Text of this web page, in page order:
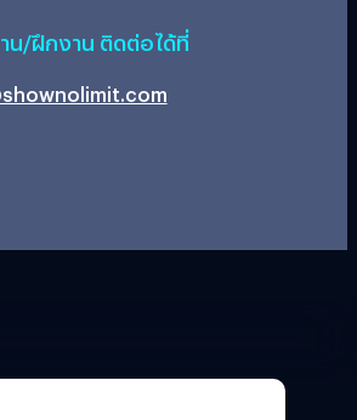
น/ฝึกงาน ติดต่อได้ที่